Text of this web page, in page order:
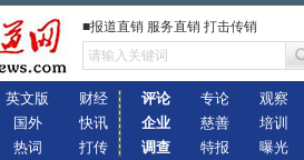
■报道直销 服务直销 打击传销
英文版
国外
热词
财经
快讯
打传
评论
企业
调查
专论
慈善
特报
观察
培训
曝光